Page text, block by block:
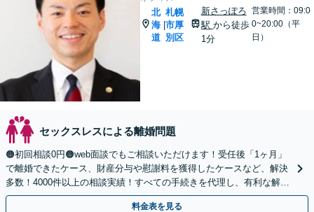
北
海
道
|
札幌
市厚
別区
新さっぽろ
駅 から徒歩
1分
営業時間：09:0
0~20:00（平
日）
セックスレスによる離婚問題
🟠初回相談0円🟠web面談でもご相談いただけます！受任後「1ヶ月」
で離婚できたケース、財産分与や慰謝料を獲得したケースなど、解決
多数！4000件以上の相談実績！すべての手続きを代理し、有利な解決
を目指します【夜間相談可】【完全個室】
料金表を見る